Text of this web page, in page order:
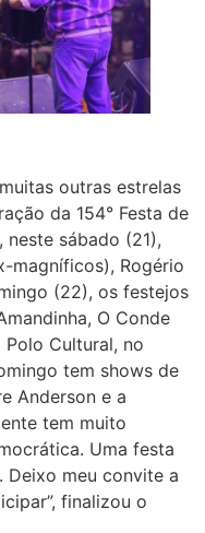
outras estrelas
da 154° Festa de
neste sábado (21),
magníficos), Rogério
(22), os festejos
O Conde
Polo Cultural, no
tem shows de
Anderson e a
tem muito
Uma festa
meu convite a
finalizou o